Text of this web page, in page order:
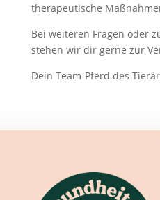
therapeutische
Bei weiteren Fragen oder
stehen wir dir gerne zur
Dein Team-Pferd des